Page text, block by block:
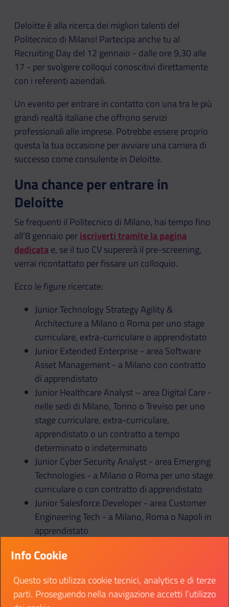
Deloitte è alla ricerca dei migliori talenti del
Politecnico di Milano! Partecipa anche tu al
Recruiting Day del 12 gennaio - dalle ore 9,30 alle
17 - per svolgere colloqui conoscitivi direttamente
con i referenti aziendali.
Un evento per entrare in contatto con una tra le più
grandi realtà italiane che offrono servizi
professionali alle imprese. Potrebbe essere proprio
questa la tua occasione per avviare una carriera di
successo come consulente in Deloitte.
Una chance per entrare in
Deloitte
Se frequenti il Politecnico di Milano, hai tempo fino
all’8 gennaio periscriverti tramite la pagina
dedicatae, se il tuo CV supererà il pre-screening,
verrai ricontattato per fissare un colloquio.
Ecco le figure ricercate:
Junior Technology Strategy Agility &
Architecture a Milano o Roma per uno stage
curriculare, extra-curriculare o apprendistato
Junior Extended Enterprise - area Software
Asset Management - a Milano con contratto
di apprendistato
Junior Healthcare Analyst – area Digital Care -
nelle sedi di Milano, Torino o Treviso per uno
stage curriculare, extra-curriculare,
apprendistato o un contratto a tempo
determinato o indeterminato
Junior Cyber Security Analyst - area Emerging
Technologies - a Milano o Roma per uno stage
curriculare o con contratto di apprendistato
Junior Salesforce Developer - area Customer
Engineering Tech - a Milano, Roma o Napoli in
apprendistato
con stage curriculare o extra-curriculare
Roma, Napoli o Bologna in stage curriculare,
extra-curriculare o apprendistato
Info Cookie
Questo sito utilizza cookie tecnici, analytics e di terze
parti. Proseguendo nella navigazione accetti l’utilizzo